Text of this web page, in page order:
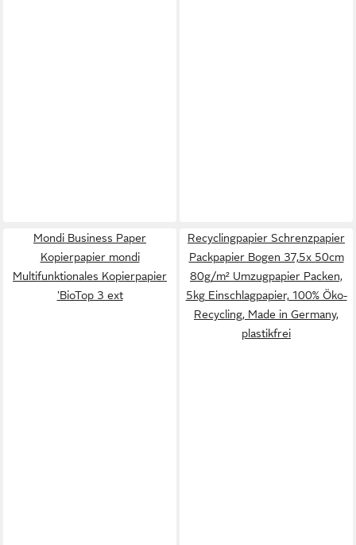
Mondi Business Paper
Kopierpapier mondi
Multifunktionales Kopierpapier
'BioTop 3 ext
Recyclingpapier Schrenzpapier
Packpapier Bogen 37,5x 50cm
80g/m² Umzugpapier Packen,
5kg Einschlagpapier, 100% Öko-
Recycling, Made in Germany,
plastikfrei